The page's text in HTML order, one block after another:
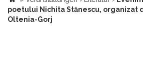
poetului Nichita Stănescu, organizat
Oltenia-Gorj